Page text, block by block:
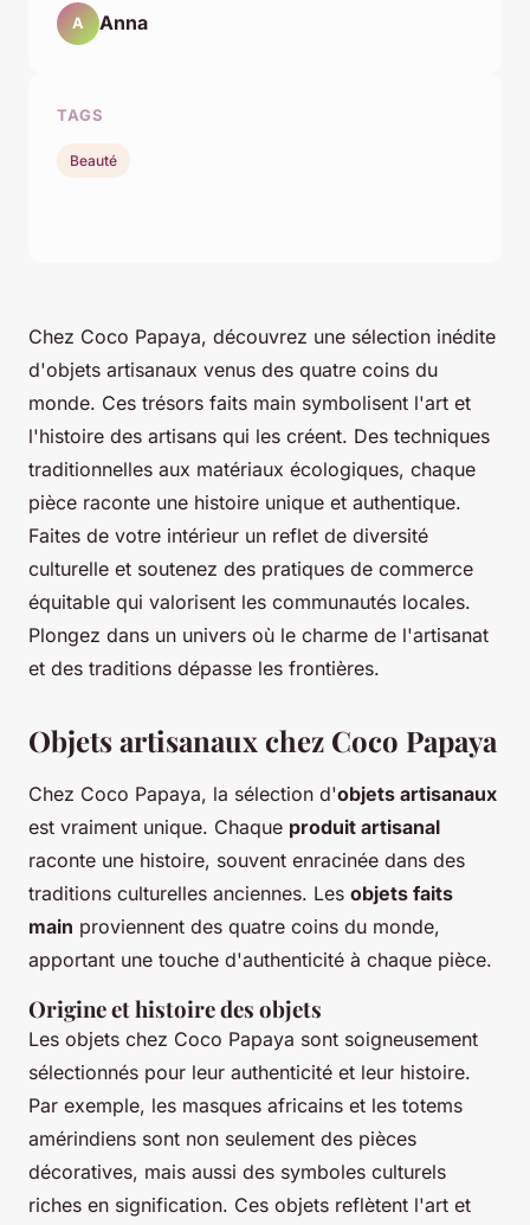
Chez Coco Papaya, découvrez une sélection inédite
d'objets artisanaux venus des quatre coins du
monde. Ces trésors faits main symbolisent l'art et
l'histoire des artisans qui les créent. Des techniques
traditionnelles aux matériaux écologiques, chaque
pièce raconte une histoire unique et authentique.
Faites de votre intérieur un reflet de diversité
culturelle et soutenez des pratiques de commerce
équitable qui valorisent les communautés locales.
Plongez dans un univers où le charme de l'artisanat
et des traditions dépasse les frontières.
Objets artisanaux chez Coco Papaya
Chez Coco Papaya, la sélection d'objets artisanaux
est vraiment unique. Chaque produit artisanal
raconte une histoire, souvent enracinée dans des
traditions culturelles anciennes. Les objets faits
main proviennent des quatre coins du monde,
apportant une touche d'authenticité à chaque pièce.
Origine et histoire des objets
Les objets chez Coco Papaya sont soigneusement
sélectionnés pour leur authenticité et leur histoire.
Par exemple, les masques africains et les totems
amérindiens sont non seulement des pièces
décoratives, mais aussi des symboles culturels
riches en signification. Ces objets reflètent l'art et
A Anna
TAGS
Beauté